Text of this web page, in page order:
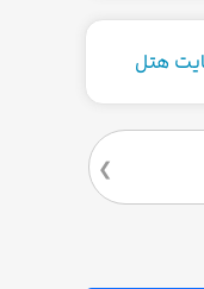
هتل